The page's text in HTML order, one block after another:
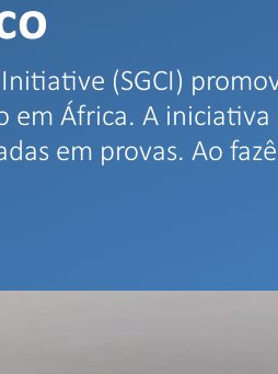
(SGCI)
em África. A
em provas. Ao